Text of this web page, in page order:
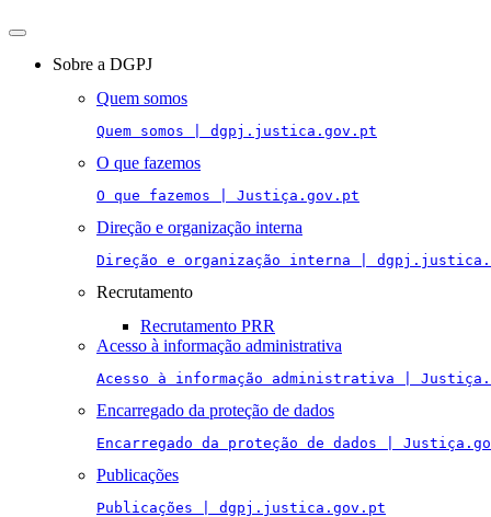
Toggle
navigationSobre a DGPJ
Quem somos
Quem somos | dgpj.justica.gov.pt
O que fazemos
O que fazemos | Justiça.gov.pt
Direção e organização interna
Direção e organização interna |
Recrutamento
Recrutamento PRR
Acesso à informação administrativa
Acesso à informação administrativa |
Encarregado da proteção de dados
Encarregado da proteção de dados |
Publicações
Publicações | dgpj.justica.gov.pt